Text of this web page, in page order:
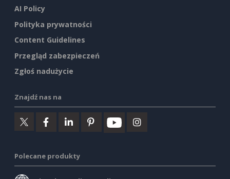
AI Policy
Polityka prywatności
Content Guidelines
Przegląd zabezpieczeń
Zgłoś nadużycie
Znajdź nas na
Polecane produkty